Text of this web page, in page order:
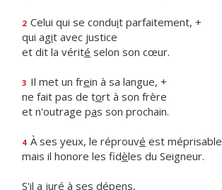
2 Celui qui se conduit parfaitement, +
qui agit avec justice
et dit la vérité selon son cœur.
3 Il met un frein à sa langue, +
ne fait pas de tort à son frère
et n'outrage pas son prochain.
4 À ses yeux, le réprouvé est méprisable
mais il honore les fidèles du Seigneur.
S'il a juré à ses dépens,